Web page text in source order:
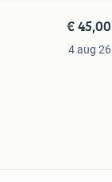
€ 45,00
4 aug 26